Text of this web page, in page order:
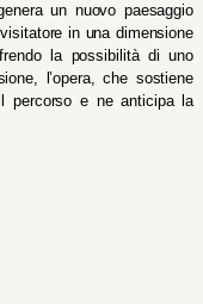
un nuovo paesaggio
in una dimensione
la possibilità di uno
l’opera, che sostiene
percorso e ne anticipa la